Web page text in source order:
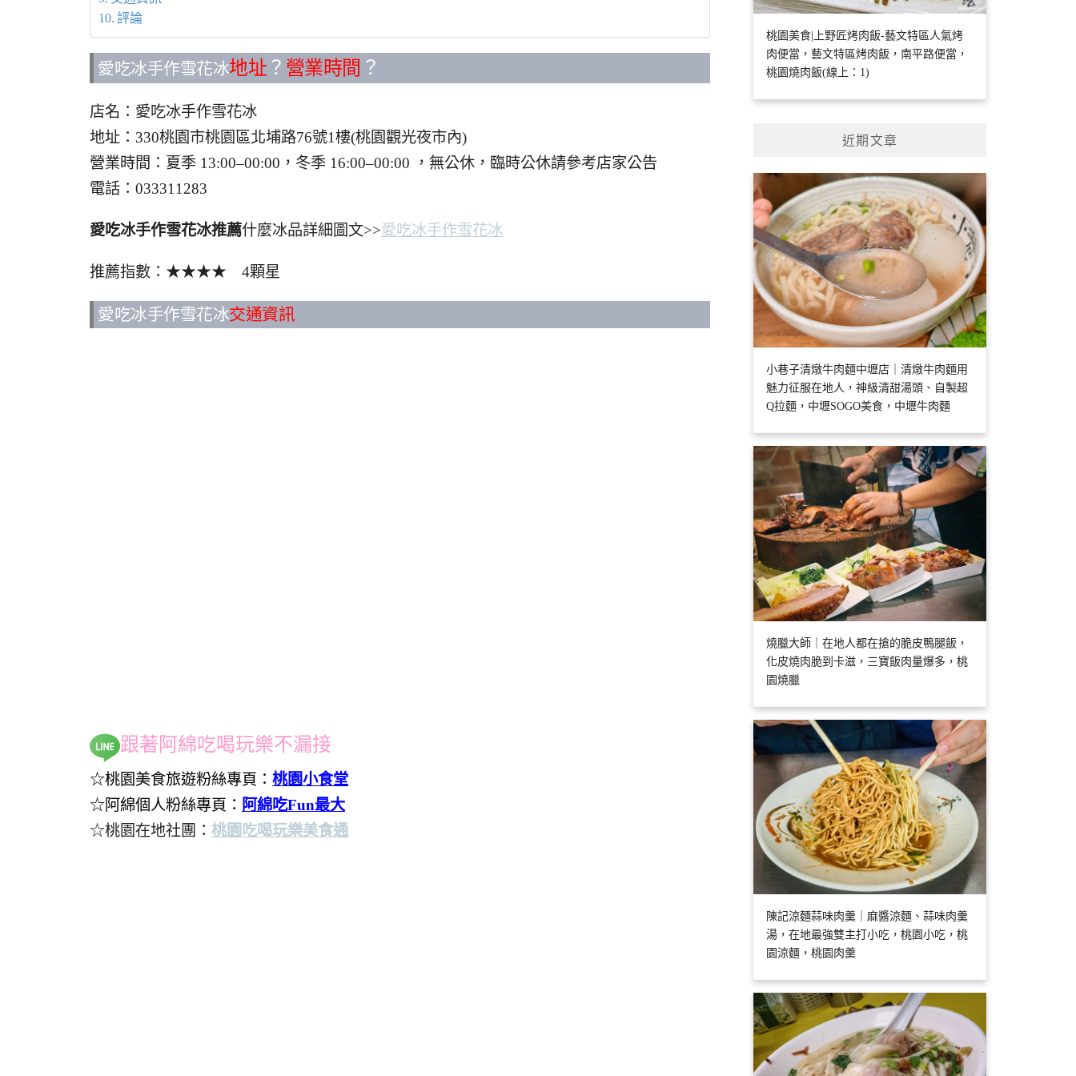
評論
愛吃冰手作雪花冰地址 ？ 營業時間 ？
店名：愛吃冰手作雪花冰
地址：330桃園市桃園區北埔路76號1樓(桃園觀光夜市內)
營業時間：夏季 13:00–00:00，冬季 16:00–00:00 ，無公休，臨時公休請參考店家公告
電話：033311283
愛吃冰手作雪花冰推薦什麼冰品詳細圖文>>愛吃冰手作雪花冰
推薦指數：★★★★ 4顆星
愛吃冰手作雪花冰交通資訊
跟著阿綿吃喝玩樂不漏接
☆桃園美食旅遊粉絲專頁： 桃園小食堂
☆阿綿個人粉絲專頁： 阿綿吃Fun最大
☆桃園在地社團： 桃園吃喝玩樂美食通
桃園美食|上野匠烤肉飯-藝文特區人氣烤
肉便當，藝文特區烤肉飯，南平路便當，
桃園燒肉飯(線上：1)
近期文章
小巷子清燉牛肉麵中壢店｜清燉牛肉麵用
魅力征服在地人，神級清甜湯頭、自製超
Q拉麵，中壢SOGO美食，中壢牛肉麵
燒臘大師｜在地人都在搶的脆皮鴨腿飯，
化皮燒肉脆到卡滋，三寶飯肉量爆多，桃
園燒臘
陳記涼麵蒜味肉羹｜麻醬涼麵、蒜味肉羹
湯，在地最強雙主打小吃，桃園小吃，桃
園涼麵，桃園肉羹